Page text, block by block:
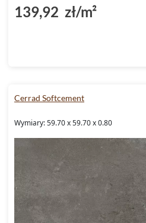
139,92 zł/m²
Cerrad Softcement
Wymiary: 59.70 x 59.70 x 0.80